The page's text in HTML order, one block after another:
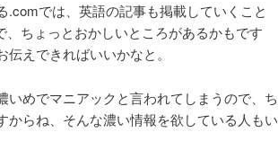
では、英語の記事も掲載していくこと
ちょっとおかしいところがあるかもです
えできればいいかなと。
めでマニアックと言われてしまうので、ち
からね、そんな濃い情報を欲している人もい